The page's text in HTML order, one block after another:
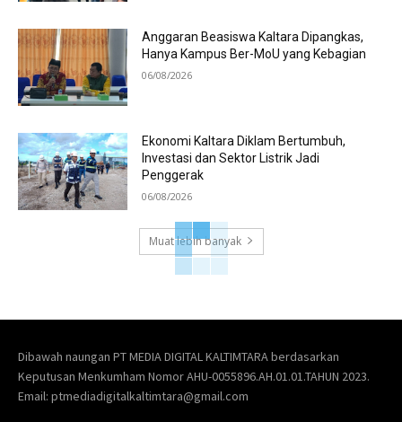
Anggaran Beasiswa Kaltara Dipangkas,
Hanya Kampus Ber-MoU yang Kebagian
06/08/2026
Ekonomi Kaltara Diklam Bertumbuh,
Investasi dan Sektor Listrik Jadi
Penggerak
06/08/2026
Muat lebih banyak
Dibawah naungan PT MEDIA DIGITAL KALTIMTARA berdasarkan
Keputusan Menkumham Nomor AHU-0055896.AH.01.01.TAHUN 2023.
Email: ptmediadigitalkaltimtara@gmail.com